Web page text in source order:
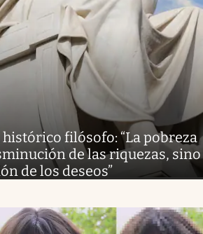
histórico filósofo: “La pobreza
de las riquezas, sino
de los deseos”